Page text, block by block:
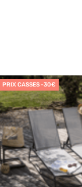
PRIX CASSES -30€